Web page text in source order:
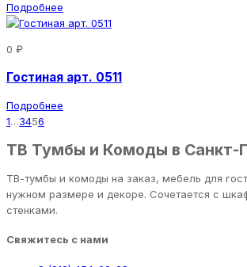
Подробнее
0 ₽
Гостиная арт. 0511
Подробнее
1…3456
ТВ Тумбы и Комоды в Санкт-
ТВ-тумбы и комоды на заказ, мебель для
нужном размере и декоре. Сочетается с
стенками.
Свяжитесь с нами